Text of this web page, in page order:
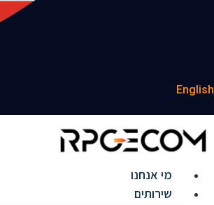
English
מי אנחנו
שירותים